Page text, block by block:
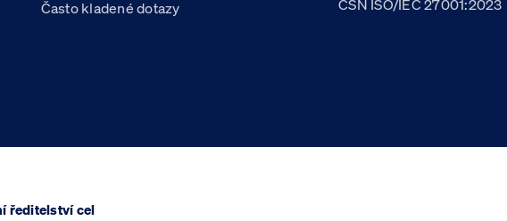
Často kladené dotazy
ČSN ISO/IEC 27001:2023
ředitelství cel